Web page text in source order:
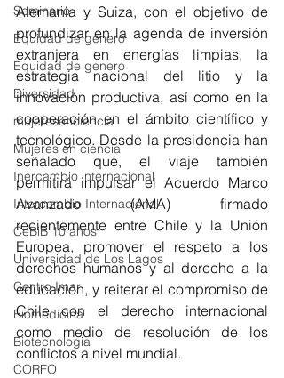
Seminario
Equidad de género
Equidad de genero
Diversidad
mujeresenciencia
Mujeres en ciencia
Inercambio internacional
Intercambio Internacional
CeBiB 10 años
Universidad de Los Lagos
Centro Imar
Biomedicina
Biotecnologia
CORFO
Alemania y Suiza, con el objetivo de
profundizar en la agenda de inversión
extranjera en energías limpias, la
estrategia nacional del litio y la
innovación productiva, así como en la
cooperación en el ámbito científico y
tecnológico. Desde la presidencia han
señalado que, el viaje también
permitirá impulsar el Acuerdo Marco
Avanzado (AMA) firmado
recientemente entre Chile y la Unión
Europea, promover el respeto a los
derechos humanos y al derecho a la
educación, y reiterar el compromiso de
Chile con el derecho internacional
como medio de resolución de los
conflictos a nivel mundial.